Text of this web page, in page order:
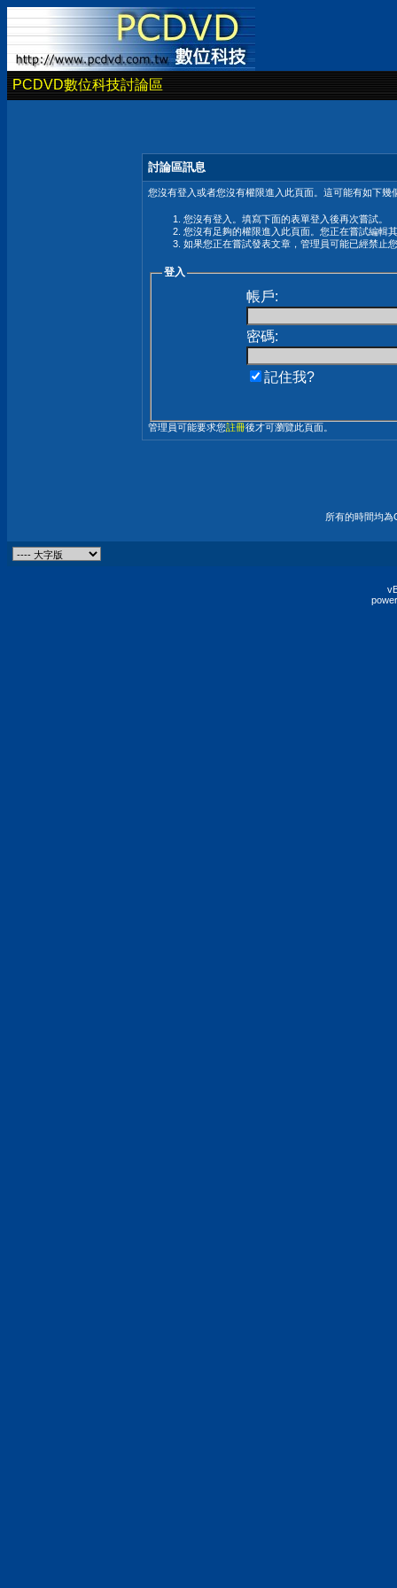
PCDVD數位科技討論區
討論區訊息
您沒有登入或者您沒有權限進入此頁面。這可能有如下幾
您沒有登入。填寫下面的表單登入後再次嘗試。
您沒有足夠的權限進入此頁面。您正在嘗試編輯
如果您正在嘗試發表文章，管理員可能已經禁止
登入
帳戶:
密碼:
記住我?
管理員可能要求您註冊後才可瀏覽此頁面。
所有的時間均為